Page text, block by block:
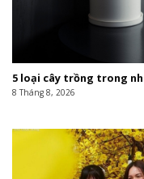
5 loại cây trồng trong
8 Tháng 8, 2026